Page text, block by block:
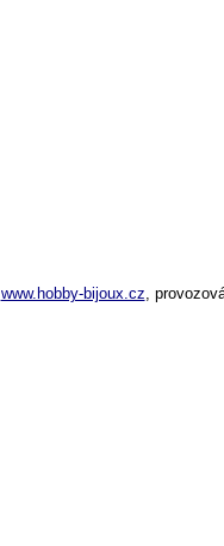
www.hobby-bijoux.cz